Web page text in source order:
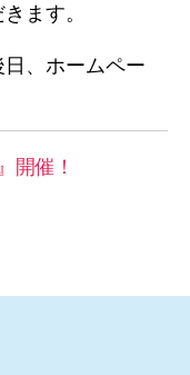
ます。
、ホームペー
開催！